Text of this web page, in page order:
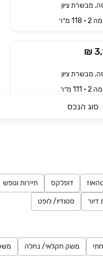
סוג הנכס
דופלקס תיירות ונופש
דיור סטודיו/ לופט
משק חקלאי/ נחלה
מבשרת ציון
₪
מבשרת ציון
₪